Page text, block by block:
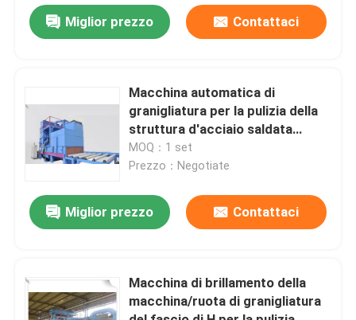
Visita alla fabbrica
Contattaci
Notizie
Casi
freno della pressa idraulica di CNC
Miglior prezzo Contattaci
Macchina automatica di
granigliatura per la pulizia della
struttura d'acciaio saldata
pesante
MOQ：1 set
Prezzo：Negotiate
Miglior prezzo Contattaci
Macchina di brillamento della
macchina/ruota di granigliatura